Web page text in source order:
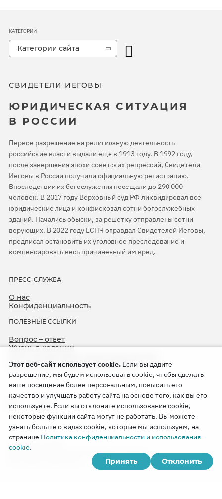
СВИДЕТЕЛИ ИЕГОВЫ
ЮРИДИЧЕСКАЯ СИТУАЦИЯ
В РОССИИ
Первое разрешение на религиозную деятельность
российские власти выдали еще в 1913 году. В 1992 году,
после завершения эпохи советских репрессий, Свидетели
Иеговы в России получили официальную регистрацию.
Впоследствии их богослужения посещали до 290 000
человек. В 2017 году Верховный суд РФ ликвидировал все
юридические лица и конфисковал сотни богослужебных
зданий. Начались обыски, за решетку отправлены сотни
верующих. В 2022 году ЕСПЧ оправдал Свидетелей Иеговы,
предписал остановить их уголовное преследование и
компенсировать весь причиненный им вред.
ПРЕСС-СЛУЖБА
О нас
Конфиденциальность
ПОЛЕЗНЫЕ ССЫЛКИ
Вопрос – ответ
Жизнь в колонии
75-я годовщина операции «Север»
КАТЕГОРИИ
Категории сайта
Copyright © 2026
Watch Tower Bible and Tract Society of Korea.
Этот веб-сайт использует cookie. Если вы дадите
разрешение, мы будем использовать cookie, чтобы сделать
ваше посещение более персональным, повысить его
качество и улучшать работу сайта на основе того, как вы его
используете. Если вы отклоните использование cookie,
некоторые функции сайта могут не работать. Вы можете
узнать больше о видах cookie, которые мы используем, на
странице Политика конфиденциальности и использования
cookie.
Принять
Отклонить